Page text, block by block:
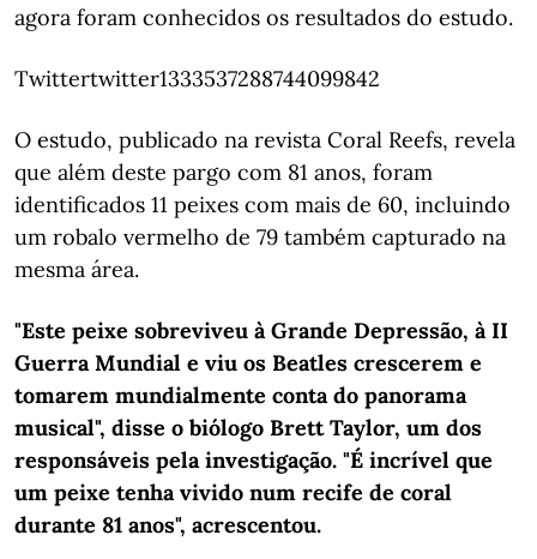
agora foram conhecidos os resultados do estudo.
Twittertwitter1333537288744099842
O estudo, publicado na revista Coral Reefs, revela
que além deste pargo com 81 anos, foram
identificados 11 peixes com mais de 60, incluindo
um robalo vermelho de 79 também capturado na
mesma área.
"Este peixe sobreviveu à Grande Depressão, à II
Guerra Mundial e viu os Beatles crescerem e
tomarem mundialmente conta do panorama
musical", disse o biólogo Brett Taylor, um dos
responsáveis pela investigação. "É incrível que
um peixe tenha vivido num recife de coral
durante 81 anos", acrescentou.